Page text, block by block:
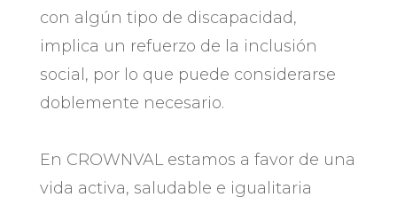
con algún tipo de discapacidad,
implica un refuerzo de la inclusión
social, por lo que puede considerarse
doblemente necesario.
En CROWNVAL estamos a favor de una
vida activa, saludable e igualitaria